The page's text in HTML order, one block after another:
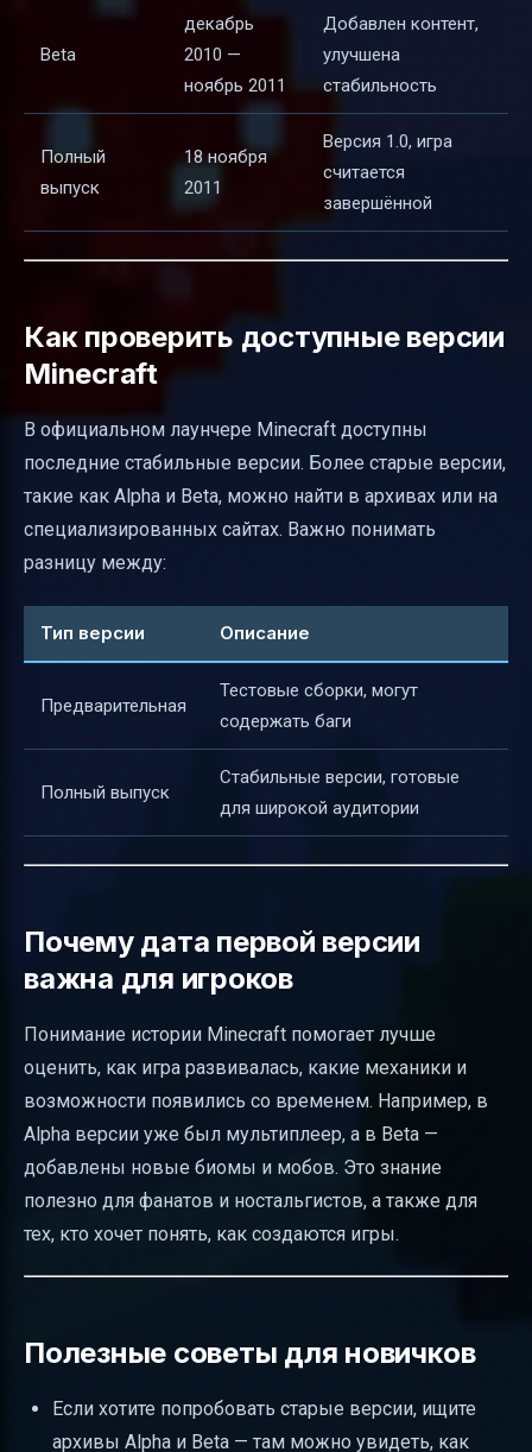
Beta
декабрь
2010 —
ноябрь 2011
Добавлен контент,
улучшена
стабильность
Полный
выпуск
18 ноября
2011
Версия 1.0, игра
считается
завершённой
Как проверить доступные версии
Minecraft
В официальном лаунчере Minecraft доступны
последние стабильные версии. Более старые версии,
такие как Alpha и Beta, можно найти в архивах или на
специализированных сайтах. Важно понимать
разницу между:
Тип версии Описание
Предварительная
Тестовые сборки, могут
содержать баги
Полный выпуск
Стабильные версии, готовые
для широкой аудитории
Почему дата первой версии
важна для игроков
Понимание истории Minecraft помогает лучше
оценить, как игра развивалась, какие механики и
возможности появились со временем. Например, в
Alpha версии уже был мультиплеер, а в Beta —
добавлены новые биомы и мобов. Это знание
полезно для фанатов и ностальгистов, а также для
тех, кто хочет понять, как создаются игры.
Полезные советы для новичков
Если хотите попробовать старые версии, ищите
архивы Alpha и Beta — там можно увидеть, как